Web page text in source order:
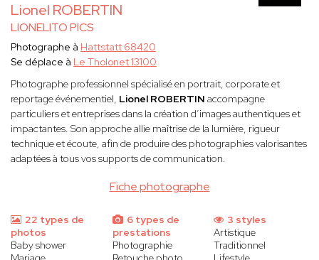
Lionel ROBERTIN
LIONELITO PICS
Fiche photographe
Photographe à Hattstatt 68420
Se déplace à Le Tholonet 13100
Photographe professionnel spécialisé en portrait, corporate et
reportage événementiel, Lionel ROBERTIN accompagne
particuliers et entreprises dans la création d’images authentiques et
impactantes. Son approche allie maîtrise de la lumière, rigueur
technique et écoute, afin de produire des photographies valorisantes
adaptées à tous vos supports de communication.
22 types de
photos
Baby shower
6 types de
prestations
Photographie
3 styles
Artistique
Traditionnel